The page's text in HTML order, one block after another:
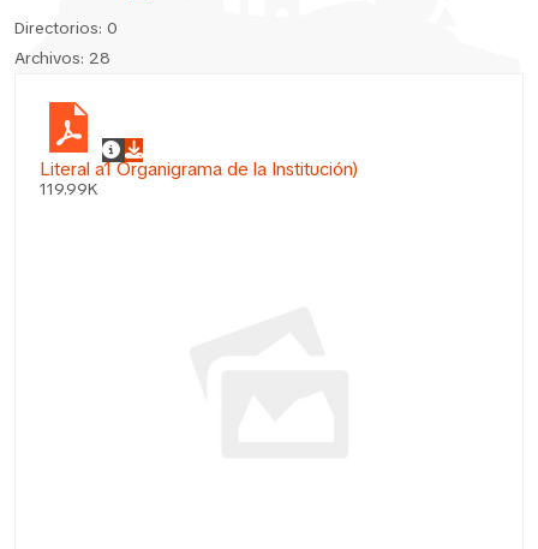
Directorios: 0
Archivos: 28
Literal a1 Organigrama de la Institución)
119.99K